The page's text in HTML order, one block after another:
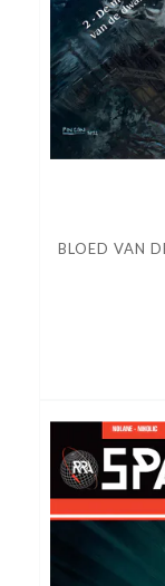
BLOED VAN